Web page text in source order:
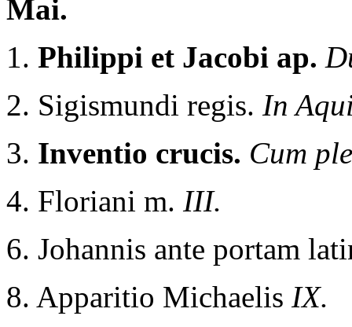
Mai.
1. Philippi et Jacobi ap.
2. Sigismundi regis. In
3. Inventio crucis. Cum
4. Floriani m. III.
6. Johannis ante portam
8. Apparitio Michaelis IX.